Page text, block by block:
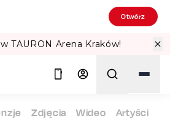
Otwórz
TAURON Arena Kraków!
IMIĘ - SPEKTAKL KOMEDIOWY
Zdjęcia Wideo Artyści